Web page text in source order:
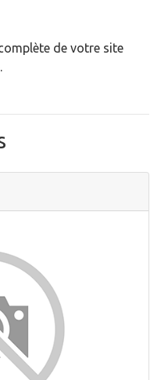
de votre site